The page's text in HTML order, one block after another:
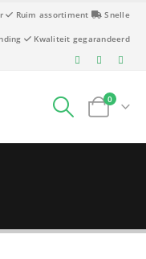
Ruim assortiment Snelle
Kwaliteit gegarandeerd
0